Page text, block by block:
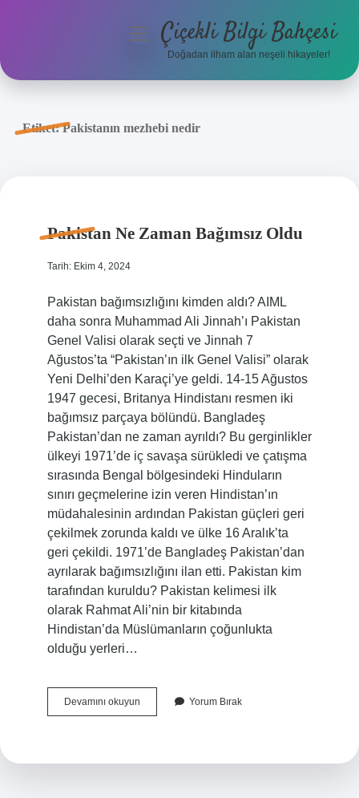
Anasayfa
menüyüÇiçekli Bilgi Bahçesi
Doğadan ilham alan neşeli hikayeler!
Etiket:Pakistanın mezhebi nedir
Pakistan Ne Zaman Bağımsız Oldu
Tarih: Ekim 4, 2024
Pakistan bağımsızlığını kimden aldı? AIML
daha sonra Muhammad Ali Jinnah’ı Pakistan
Genel Valisi olarak seçti ve Jinnah 7
Ağustos’ta “Pakistan’ın ilk Genel Valisi” olarak
Yeni Delhi’den Karaçi’ye geldi. 14-15 Ağustos
1947 gecesi, Britanya Hindistanı resmen iki
bağımsız parçaya bölündü. Bangladeş
Pakistan’dan ne zaman ayrıldı? Bu gerginlikler
ülkeyi 1971’de iç savaşa sürükledi ve çatışma
sırasında Bengal bölgesindeki Hinduların
sınırı geçmelerine izin veren Hindistan’ın
müdahalesinin ardından Pakistan güçleri geri
çekilmek zorunda kaldı ve ülke 16 Aralık’ta
geri çekildi. 1971’de Bangladeş Pakistan’dan
ayrılarak bağımsızlığını ilan etti. Pakistan kim
tarafından kuruldu? Pakistan kelimesi ilk
olarak Rahmat Ali’nin bir kitabında
Hindistan’da Müslümanların çoğunlukta
olduğu yerleri…
Devamını okuyunPakistan
Ne
Yorum Bırak